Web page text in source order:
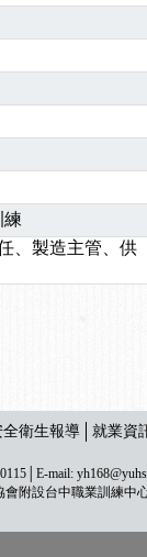
練
、製造主管、供
全衛生報導 就業資
mail:
附設台中職業訓練中